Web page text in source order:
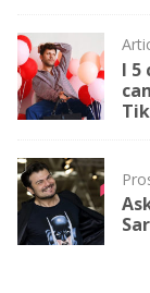
Post
navigation
I 5